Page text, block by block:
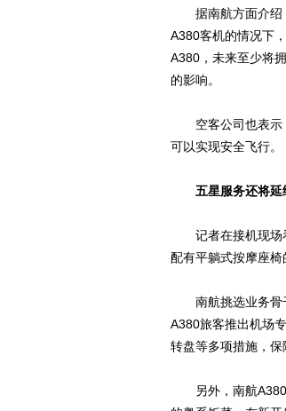
据南航方面介绍，
A380客机的情况下
A380，未来至少将
的影响。
空客公司也表示，
可以实现安全飞行。
五星服务还将延
记者在接机现场看
配有平躺式按摩座椅
南航挑选业务骨干
A380旅客推出机场
转盘等多项措施，保
另外，南航A380